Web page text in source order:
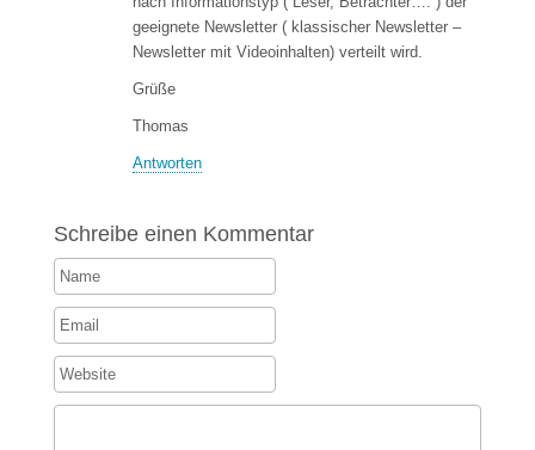
geeignete Newsletter ( klassischer Newsletter –
Newsletter mit Videoinhalten) verteilt wird.
Grüße
Thomas
Antworten
Schreibe einen Kommentar